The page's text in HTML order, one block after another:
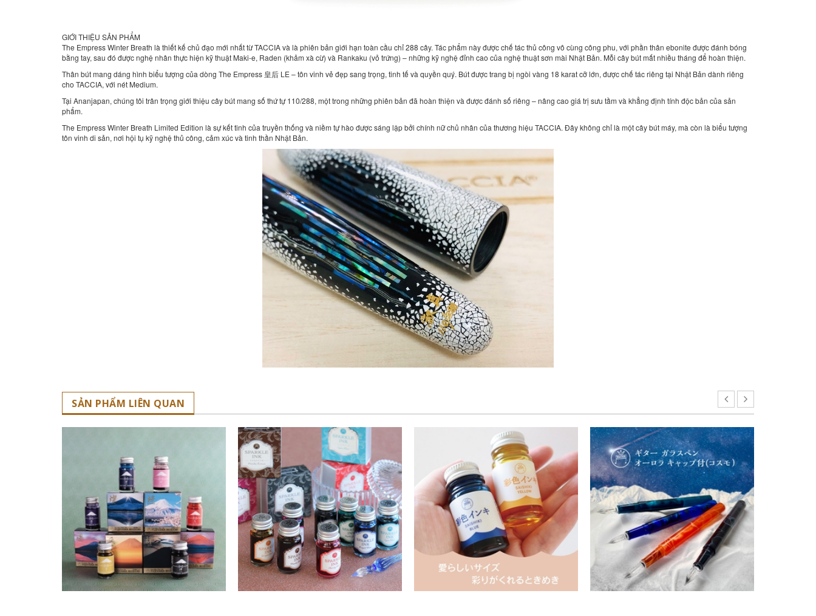
GIỚI THIỆU SẢN PHẨM
The Empress Winter Breath là thiết kế chủ đạo mới nhất từ TACCIA và là phiên bản giới hạn toàn cầu chỉ 288 cây. Tác phẩm này được chế tác thủ công vô cùng công phu, với phần thân ebonite được đánh bóng
bằng tay, sau đó được nghệ nhân thực hiện kỹ thuật Maki-e, Raden (khảm xà cừ) và Rankaku (vỏ trứng) – những kỹ nghệ đỉnh cao của nghệ thuật sơn mài Nhật Bản. Mỗi cây bút mất nhiều tháng để hoàn thiện.
Thân bút mang dáng hình biểu tượng của dòng The Empress 皇后 LE – tôn vinh vẻ đẹp sang trọng, tinh tế và quyền quý. Bút được trang bị ngòi vàng 18 karat cỡ lớn, được chế tác riêng tại Nhật Bản dành riêng
cho TACCIA, với nét Medium.
Tại Ananjapan, chúng tôi trân trọng giới thiệu cây bút mang số thứ tự 110/288, một trong những phiên bản đã hoàn thiện và được đánh số riêng – nâng cao giá trị sưu tầm và khẳng định tính độc bản của sản
phẩm.
The Empress Winter Breath Limited Edition là sự kết tinh của truyền thống và niềm tự hào được sáng lập bởi chính nữ chủ nhân của thương hiệu TACCIA. Đây không chỉ là một cây bút máy, mà còn là biểu tượng
tôn vinh di sản, nơi hội tụ kỹ nghệ thủ công, cảm xúc và tinh thần Nhật Bản.
SẢN PHẨM LIÊN QUAN